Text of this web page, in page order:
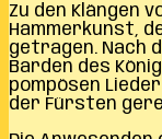
Zu den Klängen
Hammerkunst,
getragen. Nach
Barden des
pompösen
der Fürsten